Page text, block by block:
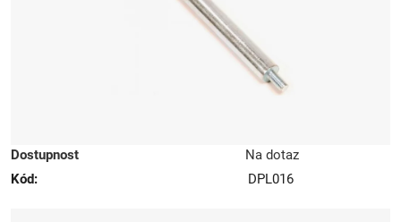
Dostupnost
Na dotaz
Kód:
DPL016